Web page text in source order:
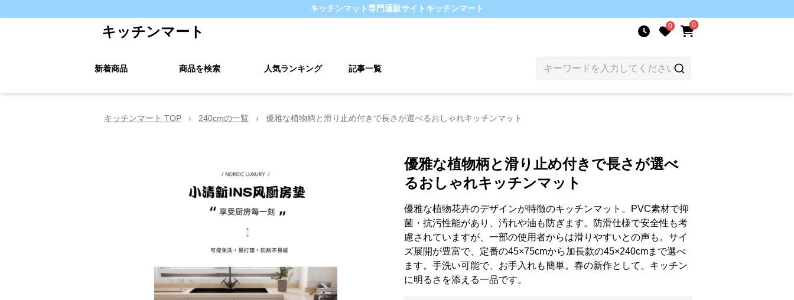
キッチンマット専門通販サイト キッチンマート
キッチンマート 0 0
新着商品 商品を検索 人気ランキング 記事一覧
キッチンマート TOP › 240cmの一覧 › 優雅な植物柄と滑り止め付きで長さが選べるおしゃれキッチンマット
優雅な植物柄と滑り止め付きで長さが選べ
るおしゃれキッチンマット
優雅な植物花卉のデザインが特徴のキッチンマット。PVC素材で抑
菌・抗污性能があり、汚れや油も防ぎます。防滑仕様で安全性も考
慮されていますが、一部の使用者からは滑りやすいとの声も。サイ
ズ展開が豊富で、定番の45×75cmから加長款の45×240cmまで選べ
ます。手洗い可能で、お手入れも簡単。春の新作として、キッチン
に明るさを添える一品です。